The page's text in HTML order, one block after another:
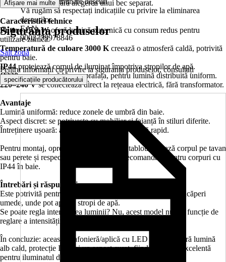
Vă rugăm să respectați indicațiile cu privire la eliminarea
deșeurilor
EAN
9002759978846
simplu și utilizare fără alegerea unui bec separat.
Caracteristici tehnice
Putere 17,3 Woferă lumină puternică cu consum redus pentru
utilizare zilnică.
Temperatură de culoare 3000 K creează o atmosferă caldă, potrivită
pentru baie.
IP44protejează corpul de iluminat împotriva stropilor de apă.
Ø330 mmacoperă bine suprafața, pentru lumină distribuită uniform.
220–240 Vse conectează direct la rețeaua electrică, fără transformator.
Avantaje
Lumină uniformă: reduce zonele de umbră din baie.
Aspect discret: se potrivește cu mobilier și faianță în stiluri diferite.
Întreținere ușoară: abajurul din plastic se curăță rapid.
Pentru montaj, oprește alimentarea de la tablou, fixează corpul pe tavan
sau perete și respectă zona de instalare recomandată pentru corpuri cu
IP44 în baie.
Întrebări și răspunsuri:
Este potrivită pentru baie? Da, IP44 o recomandă pentru încăperi
umede, unde pot apărea stropi de apă.
Se poate regla intensitatea luminii? Nu, acest model nu are funcție de
reglare a intensității.
În concluzie: această plafonieră/aplică cu LED integrat oferă lumină
alb cald, protecție IP44 și un aspect curat, fiind o alegere excelentă
pentru iluminatul de baie.
Afișare mai multe
Siguranța produselor
Salt zonă
Pentru informații cu privire la siguranța produselor, consultați
specificațiile producătorului .